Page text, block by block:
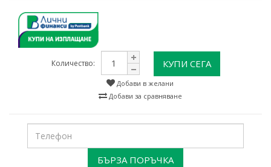
Количество: КУПИ СЕГА
Добави в желани
Добави за сравняване
БЪРЗА ПОРЪЧКА